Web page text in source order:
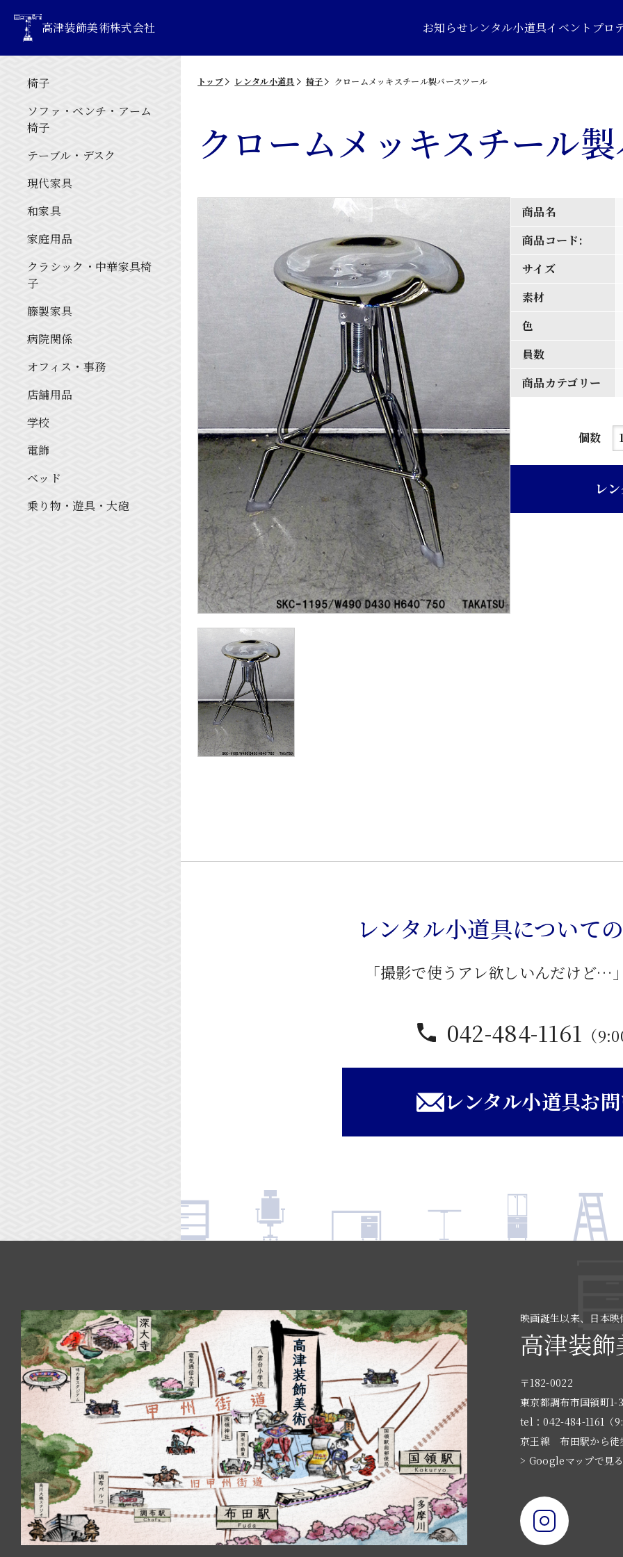
高津装飾美術株式会社 お知らせレンタル小道具イベントプロ
椅子
ソファ・ベンチ・アーム
椅子
テーブル・デスク
現代家具
和家具
家庭用品
クラシック・中華家具椅
子
籐製家具
病院関係
オフィス・事務
店舗用品
学校
電飾
ベッド
乗り物・遊具・大砲
トップ レンタル小道具 椅子 クロームメッキスチール製バースツール
クロームメッキスチール
商品名
商品コード:
サイズ
素材
色
員数
商品カテゴリー
個数
ク
レ
レンタル小道具について
「撮影で使うアレ欲しいんだけど…
042-484-1161 （
レンタル小道具お
映画誕生以来、日本
高津装
〒182-0022
東京都調布市国領町1-
tel：042-484-1161（
京王線 布田駅から徒
> Googleマップで見る